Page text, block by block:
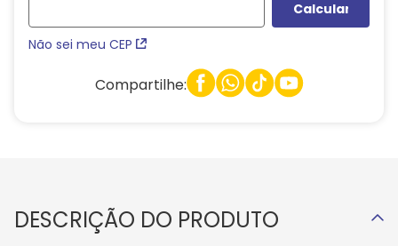
Não sei meu CEP
Compartilhe:
DESCRIÇÃO DO PRODUTO